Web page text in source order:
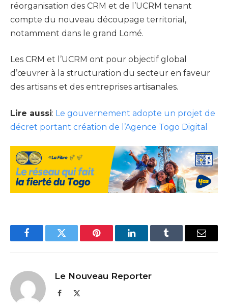
réorganisation des CRM et de l’UCRM tenant
compte du nouveau découpage territorial,
notamment dans le grand Lomé.
Les CRM et l’UCRM ont pour objectif global
d’œuvrer à la structuration du secteur en faveur
des artisans et des entreprises artisanales.
Lire aussi: Le gouvernement adopte un projet de
décret portant création de l’Agence Togo Digital
FacebookTwitter Pinterest LinkedInTumblr Email
Le Nouveau Reporter
Facebook